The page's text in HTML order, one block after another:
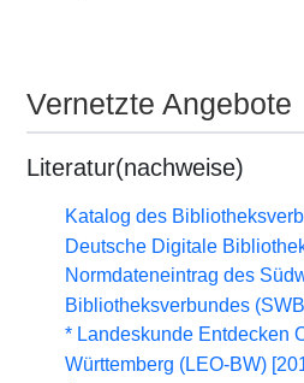
Vernetzte Angebote
Literatur(nachweise)
Katalog des
Deutsche Digitale
Normdateneintrag des
Bibliotheksverbundes
* Landeskunde Entdecken
Württemberg (LEO-BW)